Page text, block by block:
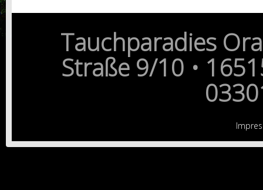
Tauchparadies
Straße 9/10 •